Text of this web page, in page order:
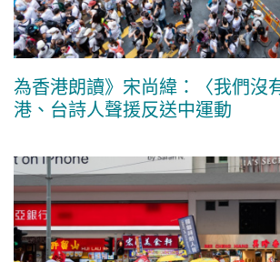
為香港朗讀》宋尚緯：〈我們沒
港、台詩人聲援反送中運動